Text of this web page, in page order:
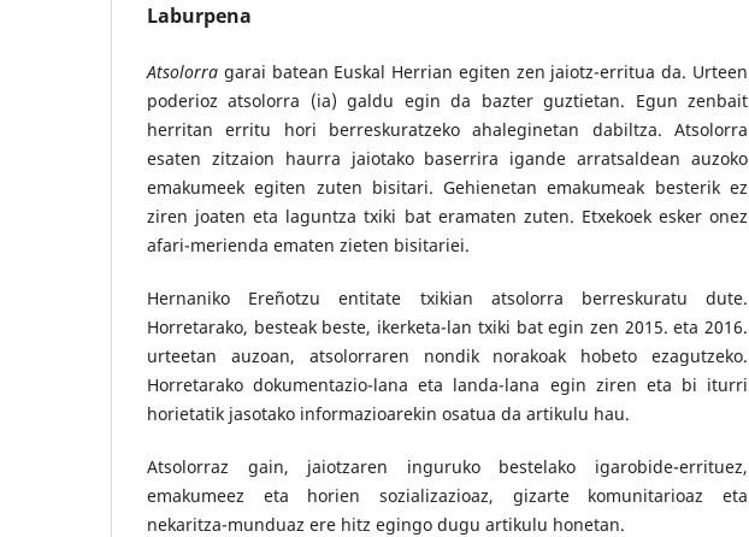
Laburpena
Atsolorra garai batean Euskal Herrian egiten zen jaiotz-erritua da. Urteen
poderioz atsolorra (ia) galdu egin da bazter guztietan. Egun zenbait
herritan erritu hori berreskuratzeko ahaleginetan dabiltza. Atsolorra
esaten zitzaion haurra jaiotako baserrira igande arratsaldean auzoko
emakumeek egiten zuten bisitari. Gehienetan emakumeak besterik ez
ziren joaten eta laguntza txiki bat eramaten zuten. Etxekoek esker onez
afari-merienda ematen zieten bisitariei.
Hernaniko Ereñotzu entitate txikian atsolorra berreskuratu dute.
Horretarako, besteak beste, ikerketa-lan txiki bat egin zen 2015. eta 2016.
urteetan auzoan, atsolorraren nondik norakoak hobeto ezagutzeko.
Horretarako dokumentazio-lana eta landa-lana egin ziren eta bi iturri
horietatik jasotako informazioarekin osatua da artikulu hau.
Atsolorraz gain, jaiotzaren inguruko bestelako igarobide-errituez,
emakumeez eta horien sozializazioaz, gizarte komunitarioaz eta
nekaritza-munduaz ere hitz egingo dugu artikulu honetan.